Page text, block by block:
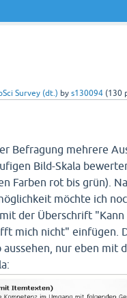
Survey (dt.) by s130094 (130
Befragung mehrere
Bild-Skala
Farben rot bis grün).
möchte ich
der Überschrift "Kann
mich nicht" einfügen.
aussehen, nur eben mit